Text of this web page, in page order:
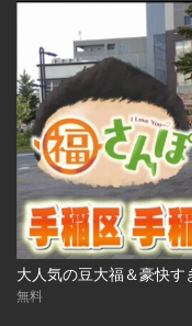
無料